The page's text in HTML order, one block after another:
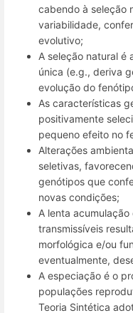
cabendo à seleção
variabilidade,
evolutivo;
A seleção natural é
única (e.g., deriva
evolução do
As características
positivamente
pequeno efeito no
Alterações
seletivas,
genótipos que
novas condições;
A lenta
transmissíveis
morfológica e/ou
eventualmente,
A especiação é o
populações
Teoria Sintética